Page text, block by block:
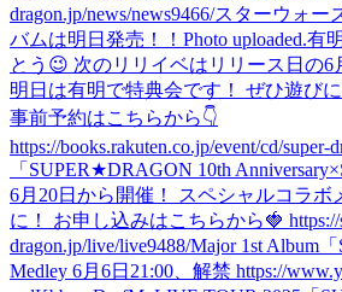
dragon.jp/news/news9466/スターウォー
バムは明日発売！！ Photo uploaded.有
とう😉 次のリリイベはリリース日の6
明日は有明で特典会です！ ぜひ遊び
事前予約はこちらから👇
https://books.rakuten.co.jp/event/cd/super-
「SUPER★DRAGON 10th
6月20日から開催！ スペシャルコラボ
に！ お申し込みはこちらから🍓 https://
dragon.jp/live/live9488/Major 1st Album
Medley 6月6日21:00、解禁 https://